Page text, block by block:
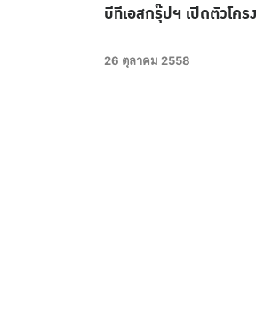
บีทีเอสกรุ๊ปฯ เปิดตัวโค
26 ตุลาคม 2558